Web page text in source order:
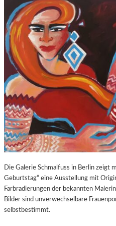
Die Galerie Schmalfuss in Berlin zeigt
Geburtstag“ eine Ausstellung mit
Farbradierungen der bekannten
Bilder sind unverwechselbare
selbstbestimmt.